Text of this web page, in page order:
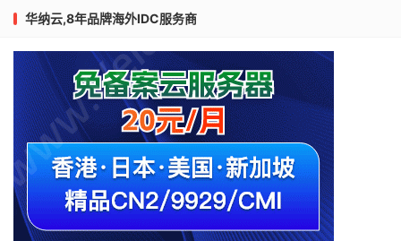
华纳云,8年品牌海外IDC服务商